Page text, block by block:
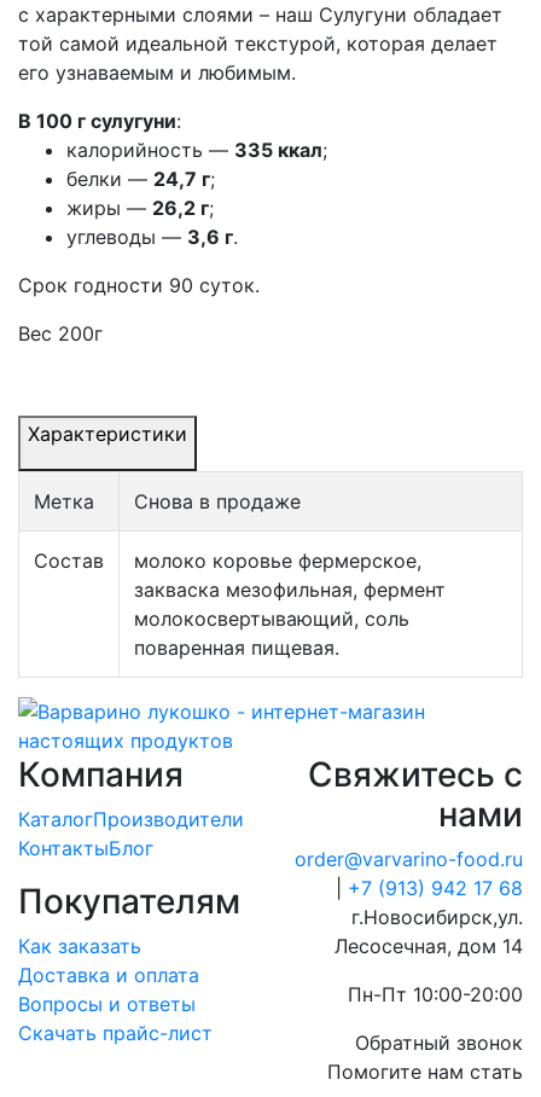
с характерными слоями – наш Сулугуни обладает
той самой идеальной текстурой, которая делает
его узнаваемым и любимым.
В 100 г сулугуни:
калорийность — 335 ккал;
белки — 24,7 г;
жиры — 26,2 г;
углеводы — 3,6 г.
Срок годности 90 суток.
Вес 200г
Характеристики
Метка Снова в продаже
Состав
молоко коровье фермерское,
закваска мезофильная, фермент
молокосвертывающий, соль
поваренная пищевая.
Компания
КаталогПроизводители
КонтактыБлог
Покупателям
Как заказать
Доставка и оплата
Вопросы и ответы
Скачать прайс-лист
Свяжитесь с
нами
order@varvarino-food.ru
+7 (913) 942 17 68
г.Новосибирск,ул.
Лесосечная, дом 14
Пн-Пт 10:00-20:00
Обратный звонок
Помогите нам стать